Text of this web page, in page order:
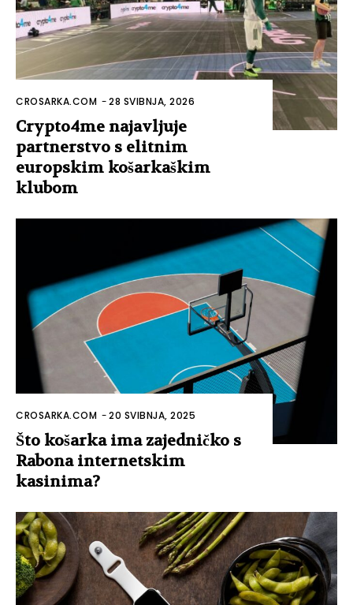
CROSARKA.COM -28 SVIBNJA, 2026
Crypto4me najavljuje
partnerstvo s elitnim
europskim košarkaškim
klubom
CROSARKA.COM -20 SVIBNJA, 2025
Što košarka ima zajedničko s
Rabona internetskim
kasinima?